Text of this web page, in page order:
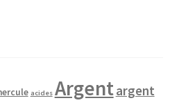
acides Argentargent